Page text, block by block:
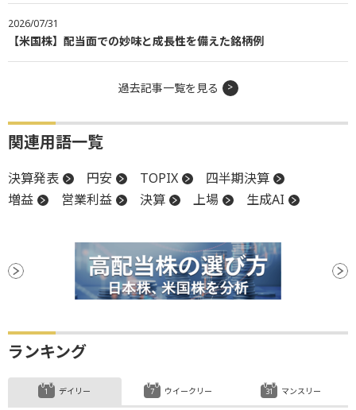
2026/07/31
【米国株】配当面での妙味と成長性を備えた銘柄例
過去記事一覧を見る
関連用語一覧
決算発表 円安 TOPIX
四半期決算
増益
営業利益 決算 上場 生成AI
ランキング
デイリー ウイークリー マンスリー